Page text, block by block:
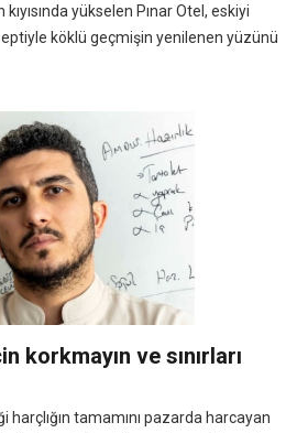
kıyısında yükselen Pınar Otel, eskiyi
köklü geçmişin yenilenen yüzünü
korkmayın ve sınırları
harçlığın tamamını pazarda harcayan